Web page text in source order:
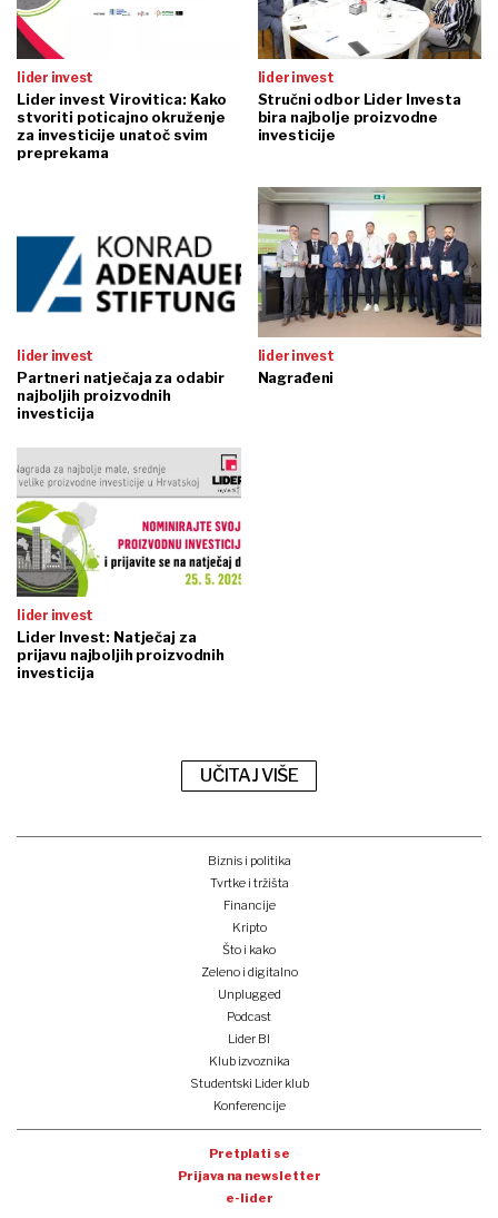
lider invest
Lider invest Virovitica: Kako
stvoriti poticajno okruženje
za investicije unatoč svim
preprekama
lider invest
Stručni odbor Lider Investa
bira najbolje proizvodne
investicije
lider invest
Partneri natječaja za odabir
najboljih proizvodnih
investicija
lider invest
Nagrađeni
lider invest
Lider Invest: Natječaj za
prijavu najboljih proizvodnih
investicija
UČITAJ VIŠE
Biznis i politika
Tvrtke i tržišta
Financije
Kripto
Što i kako
Zeleno i digitalno
Unplugged
Podcast
Lider BI
Klub izvoznika
Studentski Lider klub
Konferencije
Pretplati se
Prijava na newsletter
e-lider